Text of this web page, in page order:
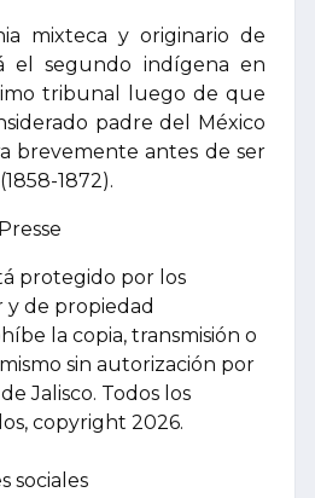
mixteca y originario de
el segundo indígena en
tribunal luego de que
padre del México
brevemente antes de ser
1872).
protegido por los
de propiedad
la copia, transmisión o
sin autorización por
Jalisco. Todos los
copyright 2026.
sociales